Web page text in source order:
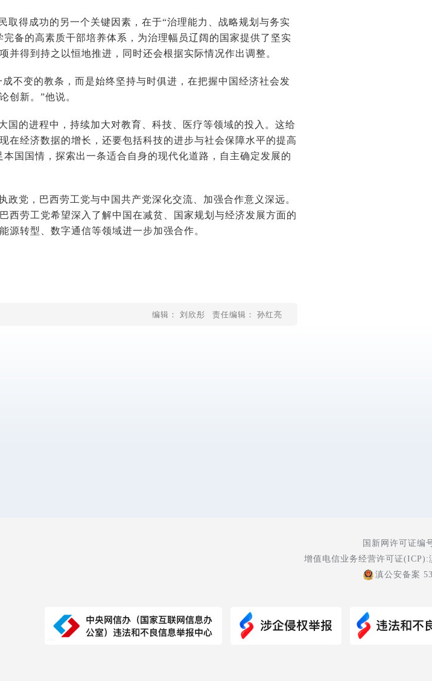
取得成功的另一个关键因素，在于“治理能力、战略规划与务实
备的高素质干部培养体系，为治理幅员辽阔的国家提供了坚实
并得到持之以恒地推进，同时还会根据实际情况作出调整。
不变的教条，而是始终坚持与时俱进，在把握中国经济社会发
创新。”他说。
国的进程中，持续加大对教育、科技、医疗等领域的投入。这给
在经济数据的增长，还要包括科技的进步与社会保障水平的提高
国国情，探索出一条适合自身的现代化道路，自主确定发展的
政党，巴西劳工党与中国共产党深化交流、加强合作意义深远。
西劳工党希望深入了解中国在减贫、国家规划与经济发展方面的
源转型、数字通信等领域进一步加强合作。
编辑： 刘欣彤 责任编辑： 孙红亮
国新网许可证编
增值电信业务经营许可证(ICP):
滇公安备案